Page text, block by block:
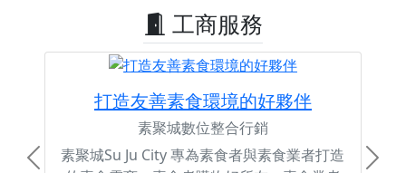
工商服務
打造友善素食環境的好夥伴
素聚城數位整合行銷
素聚城Su Ju City 專為素食者與素食業者打造
Previous Next